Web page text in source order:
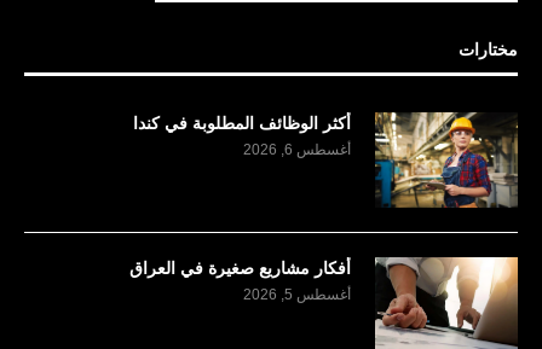
مختارات
أكثر الوظائف المطلوبة في كندا
أغسطس 6, 2026
أفكار مشاريع صغيرة في العراق
أغسطس 5, 2026